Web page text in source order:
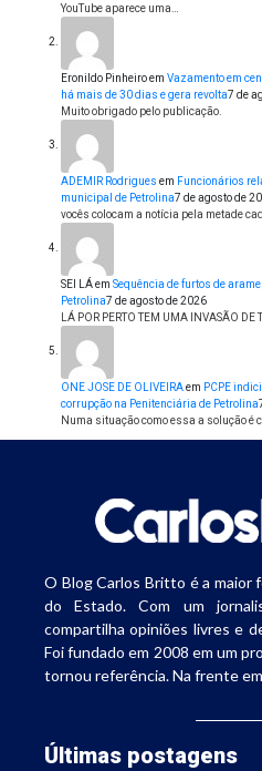
YouTube aparece uma…
Eronildo Pinheiroem Vazamento em
há mais de 30 dias e gera revolta7 de
Muito obrigado pelo publicação.
ADEMIR Rodrigues em Funcionários
municipal de Petrolina7 de agosto de
vocês colocam a notícia pela metade
SEI LÁem Sequência de furtos de
Petrolina7 de agosto de 2026
LÁ POR PERTO TEM UMA INVASÃO DE
ONE JOSE DE OLIVEIRAem PCPE
corrupção na Penitenciária de Petrolina
Numa situação como essa a solução é
O Blog Carlos Britto é a
do Estado. Com um
compartilha opiniões livres e
Foi fundado em 2008 em um
tornou referência. Na frente
Últimas postagens